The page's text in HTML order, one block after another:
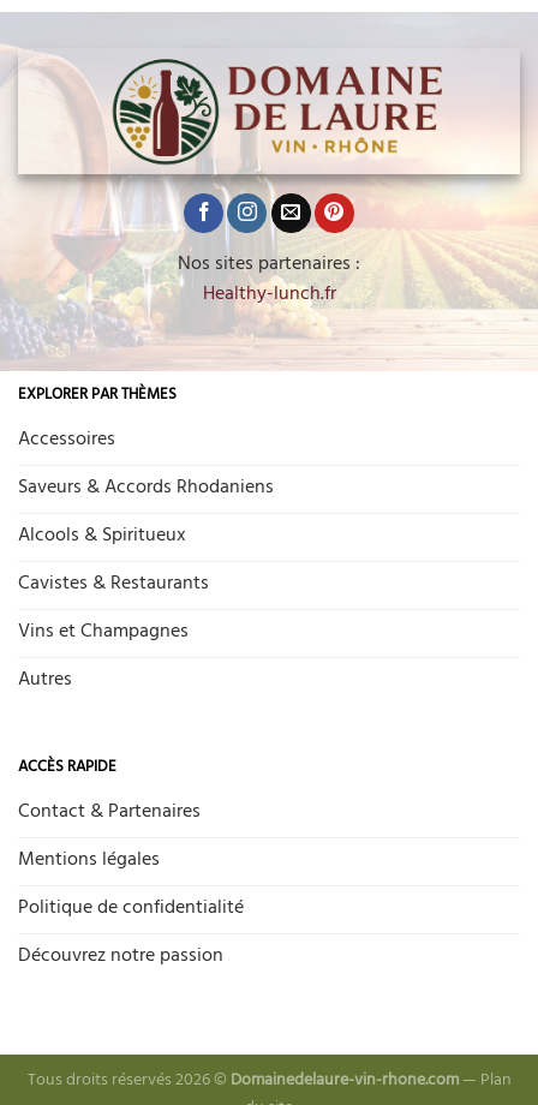
Nos sites partenaires :
Healthy-lunch.fr
EXPLORER PAR THÈMES
Accessoires
Saveurs & Accords Rhodaniens
Alcools & Spiritueux
Cavistes & Restaurants
Vins et Champagnes
Autres
ACCÈS RAPIDE
Contact & Partenaires
Mentions légales
Politique de confidentialité
Découvrez notre passion
Tous droits réservés 2026 © Domainedelaure-vin-rhone.com— Plan